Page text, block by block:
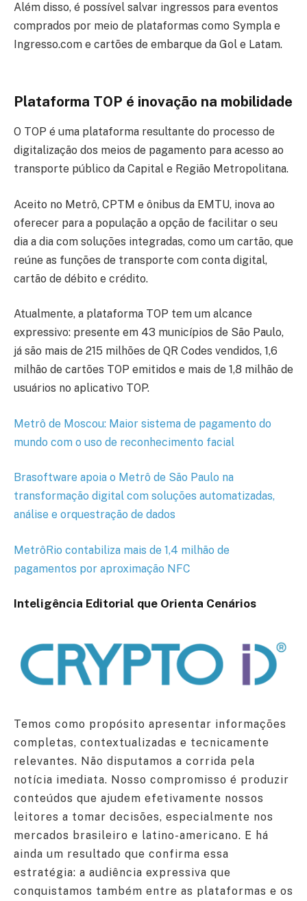
Além disso, é possível salvar ingressos para eventos
comprados por meio de plataformas como Sympla e
Ingresso.com e cartões de embarque da Gol e Latam.
Plataforma TOP é inovação na mobilidade
O TOP é uma plataforma resultante do processo de
digitalização dos meios de pagamento para acesso ao
transporte público da Capital e Região Metropolitana.
Aceito no Metrô, CPTM e ônibus da EMTU, inova ao
oferecer para a população a opção de facilitar o seu
dia a dia com soluções integradas, como um cartão, que
reúne as funções de transporte com conta digital,
cartão de débito e crédito.
Atualmente, a plataforma TOP tem um alcance
expressivo: presente em 43 municípios de São Paulo,
já são mais de 215 milhões de QR Codes vendidos, 1,6
milhão de cartões TOP emitidos e mais de 1,8 milhão de
usuários no aplicativo TOP.
Metrô de Moscou: Maior sistema de pagamento do
mundo com o uso de reconhecimento facial
Brasoftware apoia o Metrô de São Paulo na
transformação digital com soluções automatizadas,
análise e orquestração de dados
MetrôRio contabiliza mais de 1,4 milhão de
pagamentos por aproximação NFC
Inteligência Editorial que Orienta Cenários
Temos como propósito apresentar informações
completas, contextualizadas e tecnicamente
relevantes. Não disputamos a corrida pela
notícia imediata. Nosso compromisso é produzir
conteúdos que ajudem efetivamente nossos
leitores a tomar decisões, especialmente nos
mercados brasileiro e latino-americano. E há
ainda um resultado que confirma essa
estratégia: a audiência expressiva que
conquistamos também entre as plataformas e os